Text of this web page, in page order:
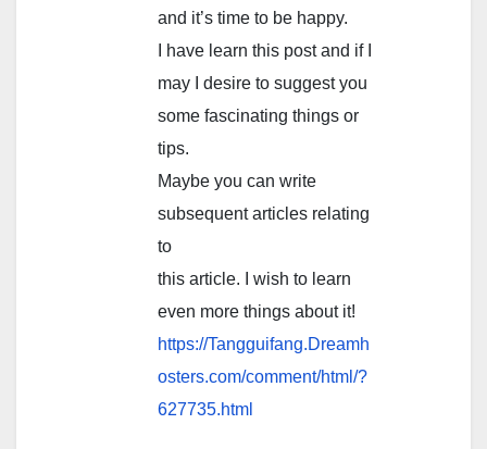
and it’s time to be happy.
I have learn this post and if I
may I desire to suggest you
some fascinating things or
tips.
Maybe you can write
subsequent articles relating
to
this article. I wish to learn
even more things about it!
https://Tangguifang.Dreamh
osters.com/comment/html/?
627735.html